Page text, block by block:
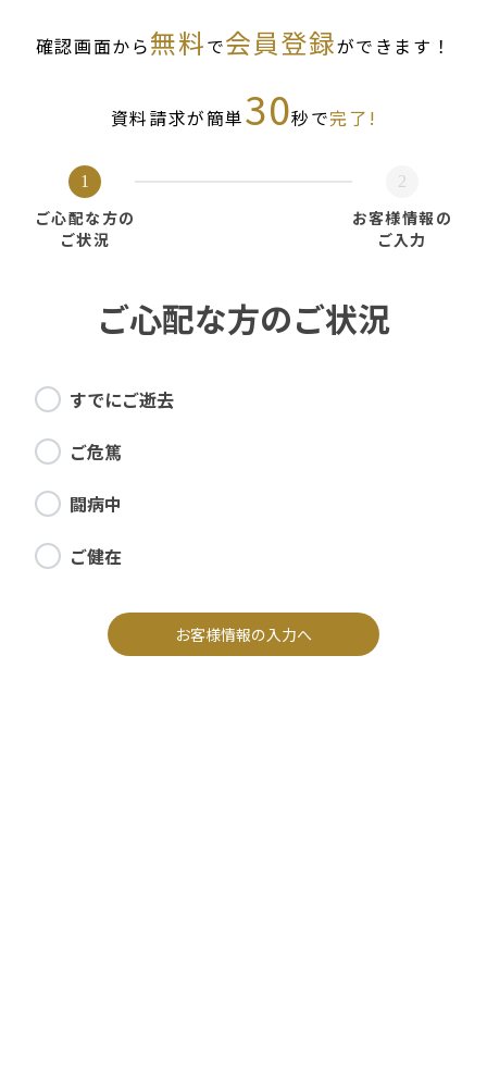
確認画面から無料で会員登録ができます！
資料請求が簡単30秒で完了!
1
ご心配な方の
ご状況
2
お客様情報の
ご入力
ご心配な方のご状況
すでにご逝去
ご危篤
闘病中
ご健在
お客様情報の入力へ